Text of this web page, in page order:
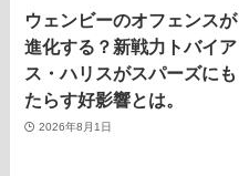
ウェンビーのオフェンスが
進化する？新戦力トバイア
ス・ハリスがスパーズにも
たらす好影響とは。
2026年8月1日